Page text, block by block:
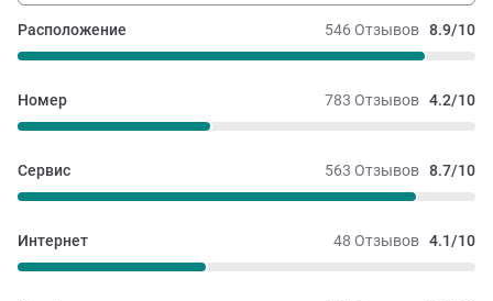
546 Отзывов 8.9/10
Расположение
783 Отзывов 4.2/10
Номер
563 Отзывов 8.7/10
Сервис
48 Отзывов 4.1/10
Интернет